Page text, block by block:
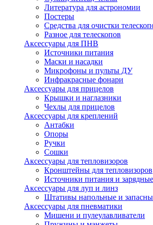
Литература для астрономии
Постеры
Средства для очистки
Разное для телескопов
Аксессуары для ПНВ
Источники питания
Маски и насадки
Микрофоны и пульты ДУ
Инфракрасные фонари
Аксессуары для прицелов
Крышки и наглазники
Чехлы для прицелов
Аксессуары для креплений
Антабки
Опоры
Ручки
Сошки
Аксессуары для тепловизоров
Кронштейны для тепловизоров
Источники питания и
Аксессуары для луп и линз
Штативы напольные и
Аксессуары для пневматики
Мишени и пулеулавливатели